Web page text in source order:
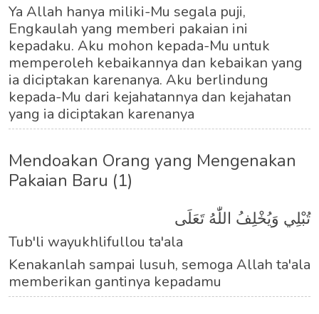
Ya Allah hanya miliki-Mu segala puji,
Engkaulah yang memberi pakaian ini
kepadaku. Aku mohon kepada-Mu untuk
memperoleh kebaikannya dan kebaikan yang
ia diciptakan karenanya. Aku berlindung
kepada-Mu dari kejahatannya dan kejahatan
yang ia diciptakan karenanya
Mendoakan Orang yang Mengenakan
Pakaian Baru (1)
تُبْلِي وَيُخْلِفُ اللّٰهُ تَعَلَى
Tub'li wayukhlifullou ta'ala
Kenakanlah sampai lusuh, semoga Allah ta'ala
memberikan gantinya kepadamu